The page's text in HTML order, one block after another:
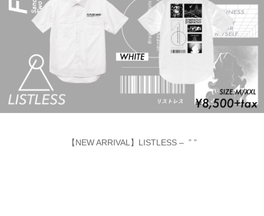
【NEW ARRIVAL】LISTLESS – ” ”